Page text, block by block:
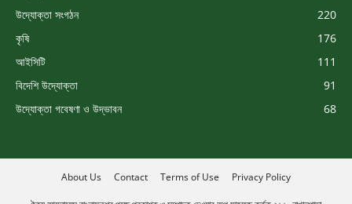
উদ্যোক্তা সংগঠন
220
কৃষি
176
আইসিটি
111
বিদেশি উদ্যোক্তা
91
উদ্যোক্তা গবেষণা ও উদ্ভাবন
68
About Us Contact Terms of Use Privacy Policy